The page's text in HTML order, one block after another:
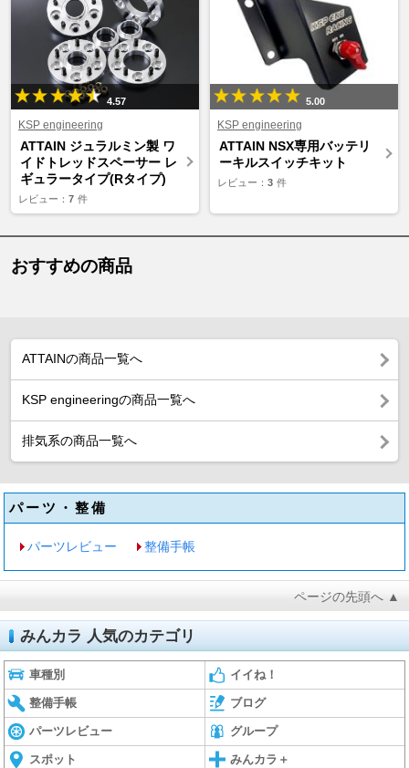
4.57
KSP engineering
ATTAIN ジュラルミン製 ワ
イドトレッドスペーサー レ
ギュラータイプ(Rタイプ)
レビュー： 7 件
5.00
KSP engineering
ATTAIN NSX専用バッテリ
ーキルスイッチキット
レビュー： 3 件
おすすめの商品
ATTAINの商品一覧へ
KSP engineeringの商品一覧へ
排気系の商品一覧へ
パーツ・整備
パーツレビュー 整備手帳
ページの先頭へ ▲
みんカラ 人気のカテゴリ
車種別 イイね！
整備手帳 ブログ
パーツレビュー グループ
スポット みんカラ＋